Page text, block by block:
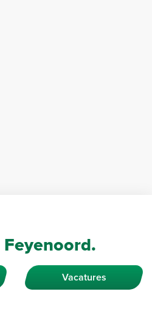
Feyenoord.
Vacatures